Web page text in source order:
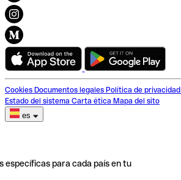
Cookies Documentos legales Política de privacidad
Estado del sistema Carta ética Mapa del sito
es
específicas para cada país en tu